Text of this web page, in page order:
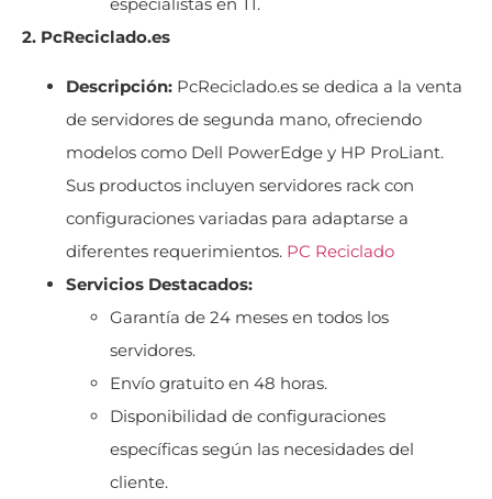
especialistas en TI.
2. PcReciclado.es
Descripción: PcReciclado.es se dedica a la venta
de servidores de segunda mano, ofreciendo
modelos como Dell PowerEdge y HP ProLiant.
Sus productos incluyen servidores rack con
configuraciones variadas para adaptarse a
diferentes requerimientos. PC Reciclado
Servicios Destacados:
Garantía de 24 meses en todos los
servidores.
Envío gratuito en 48 horas.
Disponibilidad de configuraciones
específicas según las necesidades del
cliente.